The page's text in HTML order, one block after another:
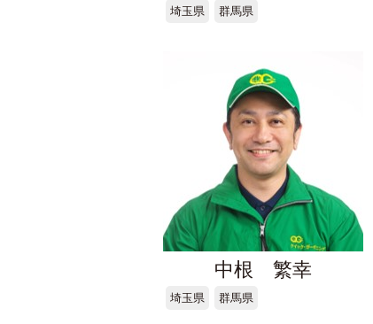
埼玉県 群馬県
中根 繁幸
埼玉県 群馬県